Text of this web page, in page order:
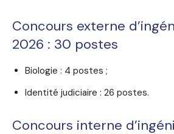
Concours externe
2026 : 30 postes
Biologie : 4 postes ;
Identité judiciaire : 26 postes.
Concours interne